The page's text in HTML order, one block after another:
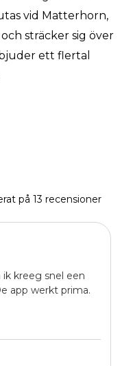
vid Matterhorn,
och sträcker sig över
ett flertal
på 13 recensioner
kreeg snel een
reactie op mijn vragen. De app werkt prima.